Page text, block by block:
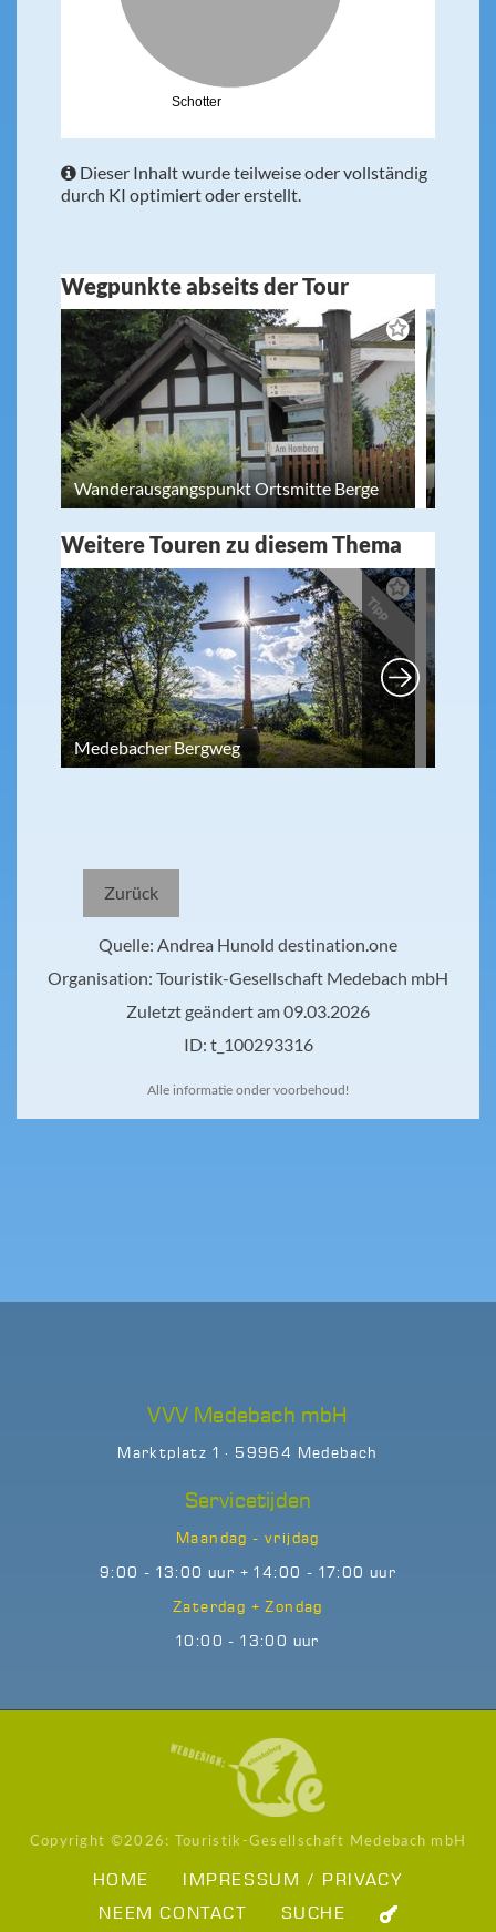
Alle informatie onder voorbehoud!
VVV Medebach mbH
Marktplatz 1 · 59964 Medebach
Servicetijden
Maandag - vrijdag
9:00 - 13:00 uur + 14:00 - 17:00 uur
Zaterdag + Zondag
10:00 - 13:00 uur
Copyright ©2026: Touristik-Gesellschaft Medebach mbH
HOME
IMPRESSUM / PRIVACY
NEEM CONTACT
SUCHE